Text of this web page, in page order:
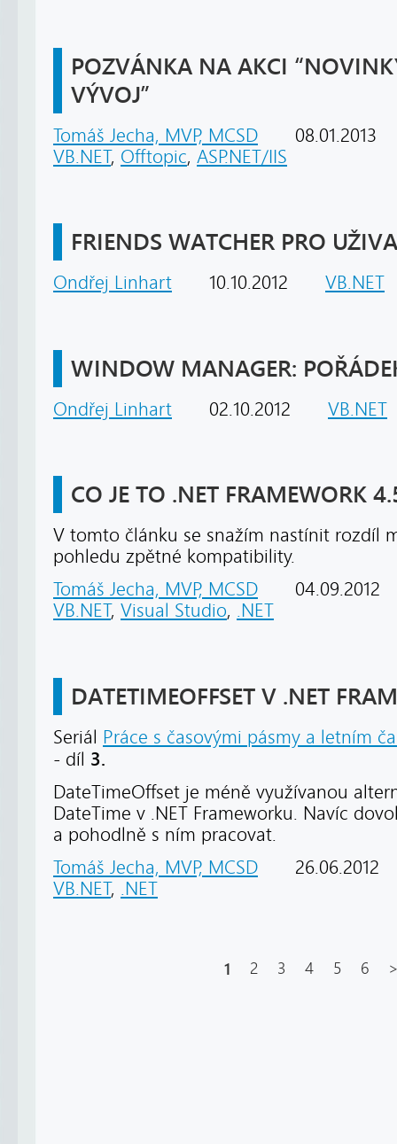
POZVÁNKA NA AKCI
VÝVOJ”
Tomáš Jecha, MVP, MCSD
08.01.2013
VB.NET, Offtopic, ASP.NET/IIS
FRIENDS WATCHER PRO
Ondřej Linhart 10.10.2012 VB.NET
WINDOW MANAGER:
Ondřej Linhart 02.10.2012 VB.NET
CO JE TO .NET FRAMEWORK
V tomto článku se snažím nastínit rozdíl
pohledu zpětné kompatibility.
Tomáš Jecha, MVP, MCSD
04.09.2012
VB.NET, Visual Studio, .NET
DATETIMEOFFSET V .NET
Seriál Práce s časovými pásmy a letním
- díl 3.
DateTimeOffset je méně využívanou
DateTime v .NET Frameworku. Navíc
a pohodlně s ním pracovat.
Tomáš Jecha, MVP, MCSD
26.06.2012
VB.NET, .NET
1 2 3 4 5 6